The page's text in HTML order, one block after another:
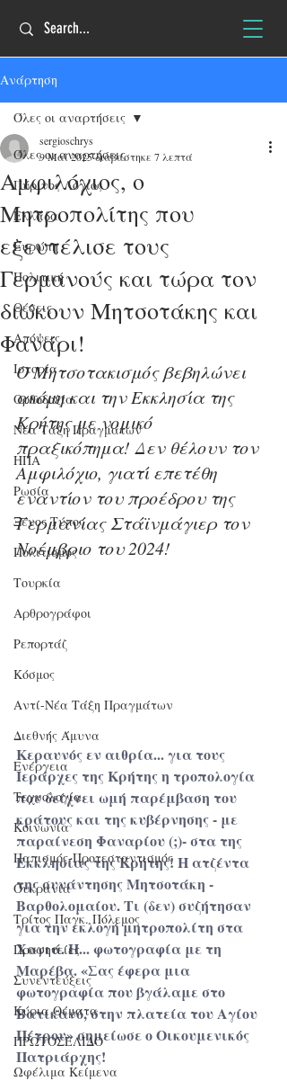
Ανάρτηση
Όλες οι αναρτήσεις
Πύρινος Λόγιος
Ελλάδα
Ευρώπη
Πολιτική
Θέσεις
Απόψεις
Ιστορία
Ορθοδοξία
Νέα Τάξη Πραγμάτων
ΗΠΑ
Ρωσία
Ξένος Τύπος
Πολιτισμός
Τουρκία
Αρθρογράφοι
Ρεπορτάζ
Κόσμος
Αντί-Νέα Τάξη Πραγμάτων
Διεθνής Άμυνα
Ενέργεια
Τεχνολογία
Κοινωνία
Παπισμός-Προτεσταντισμός
Ουκρανία
Τρίτος Παγκ. Πόλεμος
Προφητείες
Συνεντεύξεις
Κύρια Θέματα
ΠΡΩΤΟΣΕΛΙΔΟ
Ωφέλιμα Κείμενα
Όλες οι αναρτήσεις
Αμφιλόχιος, ο
Μητροπολίτης που
εξευτέλισε τους
Γερμανούς και τώρα τον
διώκουν Μητσοτάκης και
Φανάρι!
sergioschrys
9 Μαΐ 2025διαβάστηκε 7 λεπτά
Ο Μητσοτακισμός βεβηλώνει
ακόμη και την Εκκλησία της
Κρήτης με νομικό
πραξικόπημα! Δεν θέλουν τον
Αμφιλόχιο, γιατί επετέθη
εναντίον του προέδρου της
Γερμανίας Στάϊνμάγιερ τον
Νοέμβριο του 2024!
Κεραυνός εν αιθρία... για τους
Ιεράρχες της Κρήτης η τροπολογία
που δείχνει ωμή παρέμβαση του
κράτους και της κυβέρνησης - με
παραίνεση Φαναρίου (;)- στα της
Εκκλησίας της Κρήτης! Η ατζέντα
της συνάντησης Μητσοτάκη -
Βαρθολομαίου. Τι (δεν) συζήτησαν
για την εκλογή μητροπολίτη στα
Χανιά. Η... φωτογραφία με τη
Μαρέβα. «Σας έφερα μια
φωτογραφία που βγάλαμε στο
Βατικανό, στην πλατεία του Αγίου
Πέτρου» σημείωσε ο Οικουμενικός
Πατριάρχης!